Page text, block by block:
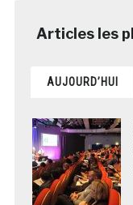
AUJOURD’HUI